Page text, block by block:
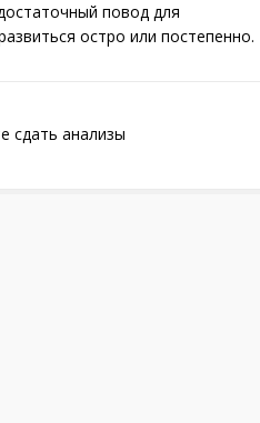
повод для
остро или постепенно.
сдать анализы